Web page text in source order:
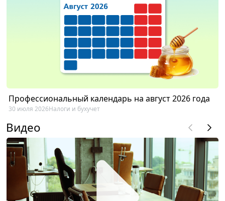
Профессиональный календарь на август 2026 года
30 июля 2026Налоги и бухучет
Видео